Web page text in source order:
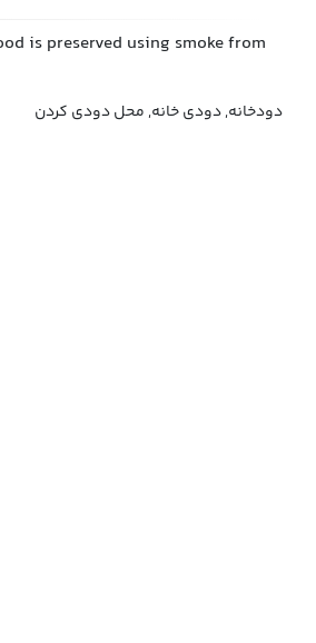
is preserved using smoke from
دودخانه, دودی خانه, محل دودی کردن